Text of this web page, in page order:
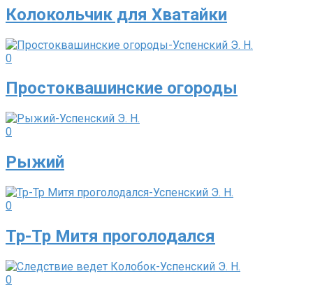
Колокольчик для Хватайки
0
Простоквашинские огороды
0
Рыжий
0
Тр-Тр Митя проголодался
0